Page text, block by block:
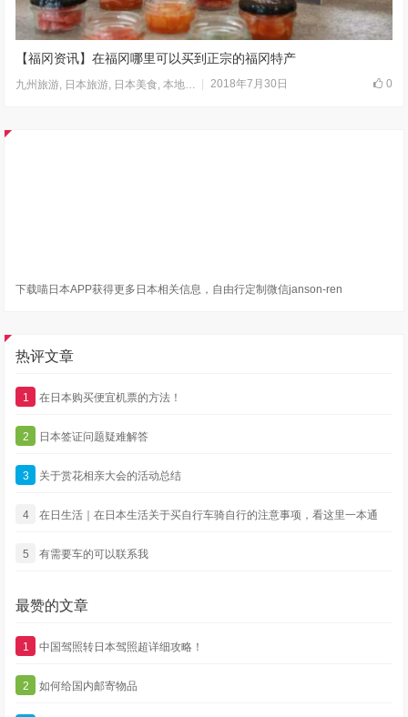
【福冈资讯】在福冈哪里可以买到正宗的福冈特产
九州旅游, 日本旅游, 日本美食,本地服务 ,福冈,走进日本,
2018年7月30日 0
下载喵日本APP获得更多日本相关信息，自由行定制微信janson-ren
热评文章
1 在日本购买便宜机票的方法！
2 日本签证问题疑难解答
3 关于赏花相亲大会的活动总结
4 在日生活｜在日本生活关于买自行车骑自行的注意事项，看这里一本通
5 有需要车的可以联系我
最赞的文章
1 中国驾照转日本驾照超详细攻略！
2 如何给国内邮寄物品